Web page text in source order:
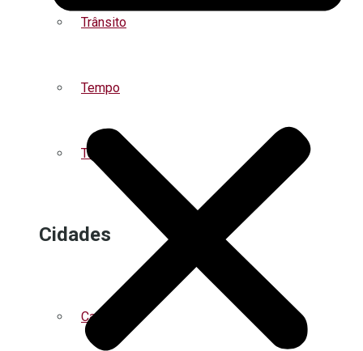
Trânsito
Tempo
Turismo
Cidades
Capitão